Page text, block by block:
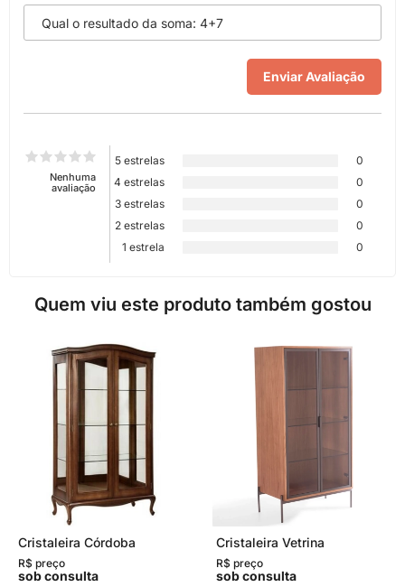
Nenhuma
avaliação
5 estrelas
0
4 estrelas
0
3 estrelas
0
2 estrelas
0
1 estrela
0
Quem viu este produto também gostou
Cristaleira Córdoba
R$ preço
sob consulta
Cristaleira Vetrina
R$ preço
sob consulta